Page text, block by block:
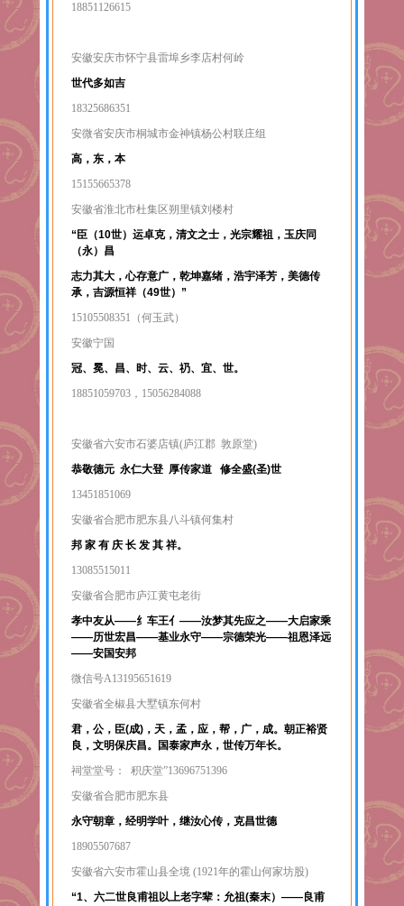
18851126615
安徽安庆市怀宁县雷埠乡李店村何岭
世代多如吉
18325686351
安微省安庆市桐城市金神镇杨公村联庄组
高，东，本
15155665378
安徽省淮北市杜集区朔里镇刘楼村
“臣（10世）运卓克，清文之士，光宗耀祖，玉庆同
（永）昌
志力其大，心存意广，乾坤嘉绪，浩宇泽芳，美德传
承，吉源恒祥（49世）”
15105508351（何玉武）
安徽宁国
冠、冕、昌、时、云、礽、宜、世。
18851059703，15056284088
安徽省六安市石婆店镇(庐江郡 敦原堂)
恭敬德元 永仁大登 厚传家道 修全盛(圣)世
13451851069
安徽省合肥市肥东县八斗镇何集村
邦 家 有 庆 长 发 其 祥。
13085515011
安徽省合肥市庐江黄屯老街
孝中友从——纟车王亻——汝梦其先应之——大启家乘
——历世宏昌——基业永守——宗德荣光——祖恩泽远
——安国安邦
微信号A13195651619
安徽省全椒县大墅镇东何村
君，公，臣(成)，天，孟，应，帮，广，成。 朝正裕贤
良，文明保庆昌。国泰家声永，世传万年长。
祠堂堂号： 积庆堂”13696751396
安徽省合肥市肥东县
永守朝章，经明学叶，继汝心传，克昌世德
18905507687
安徽省六安市霍山县全境 (1921年的霍山何家坊股)
“1、六二世良甫祖以上老字辈：允祖(秦末）——良甫